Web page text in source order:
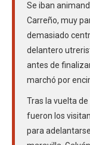
Se iban
Carreño, muy
demasiado
delantero
antes de
marchó por
Tras la vuelta
fueron los
para